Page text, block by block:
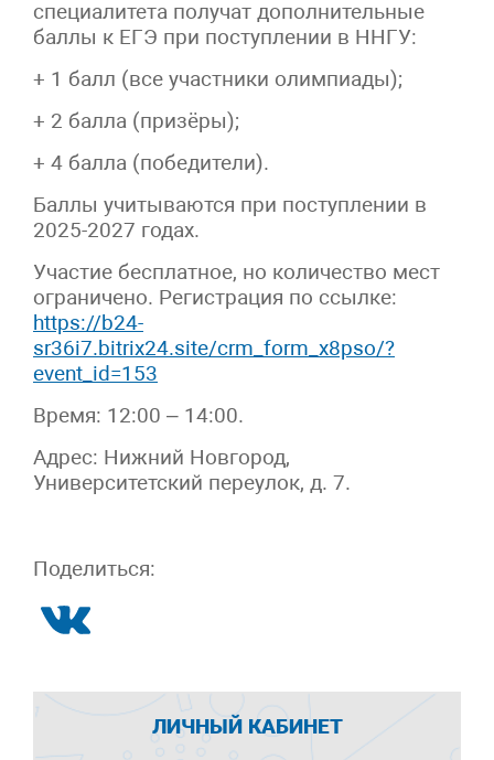
специалитета получат дополнительные
баллы к ЕГЭ при поступлении в ННГУ:
+ 1 балл (все участники олимпиады);
+ 2 балла (призёры);
+ 4 балла (победители).
Баллы учитываются при поступлении в
2025-2027 годах.
Участие бесплатное, но количество мест
ограничено. Регистрация по ссылке:
https://b24-
sr36i7.bitrix24.site/crm_form_x8pso/?
event_id=153
Время: 12:00 – 14:00.
Адрес: Нижний Новгород,
Университетский переулок, д. 7.
Поделиться:
ЛИЧНЫЙ КАБИНЕТ